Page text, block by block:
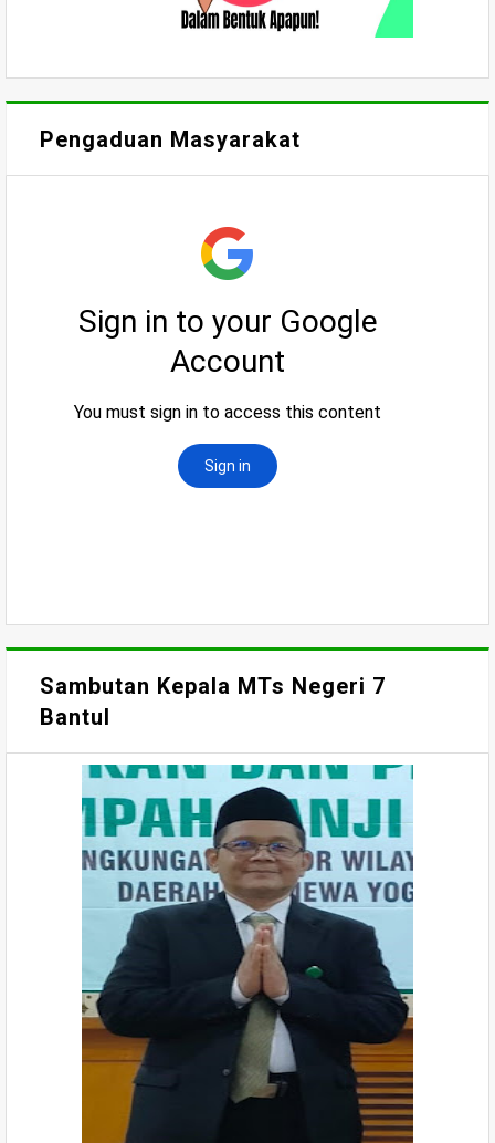
Pengaduan Masyarakat
Sambutan Kepala MTs Negeri 7
Bantul